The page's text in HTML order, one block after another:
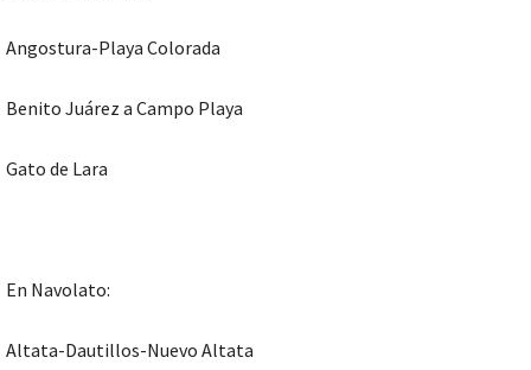
Angostura-Playa Colorada
Benito Juárez a Campo Playa
Gato de Lara
En Navolato:
Altata-Dautillos-Nuevo Altata